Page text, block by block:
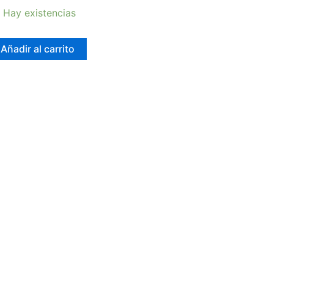
Hay existencias
Añadir al carrito